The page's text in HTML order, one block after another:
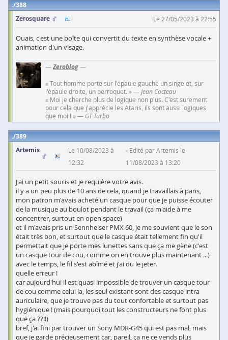
388
Zerosquare
Le 27/05/2023 à 22:55
Ouais, c'est une boîte qui convertit du texte en synthèse vocale +
animation d'un visage.
—Zeroblog—
« Tout homme porte sur l'épaule gauche un singe et, sur
l'épaule droite, un perroquet. » — Jean Cocteau
« Moi je cherche plus de logique non plus. C'est surement
pour cela que j'apprécie les Ataris, ils sont aussi logiques
que moi ! » — GT Turbo
389
Artemis
Le 10/08/2023 à
12:32
Edité par Artemis le
11/08/2023 à 13:20
J'ai un petit soucis et je requière votre avis.
il y a un peu plus de 10 ans de cela, quand je travaillais à paris,
mon patron m'avais acheté un casque pour que je puisse écouter
de la musique au boulot pendant le travail (ça m'aide à me
concentrer, surtout en open space)
et il m'avais pris un Sennheiser PMX 60, je me souvient que le son
était très bon, et surtout que le casque était tellement fin qu'il
permettait que je porte mes lunettes sans que ça me gène (c'est
un casque tour de cou, comme on en trouve plus maintenant ...)
avec le temps, le fil s'est abîmé et j'ai du le jeter.
quelle erreur !
car aujourd'hui il est quasi impossible de trouver un casque tour
de cou comme celui la, les seul existant sont des casque intra
auriculaire, que je trouve pas du tout confortable et surtout pas
hygiénique ! (mais pourquoi tout les constructeurs ne font plus
que ça ??!!)
bref, j'ai fini par trouver un Sony MDR-G45 qui est pas mal, mais
que je garde précieusement car, pareil, ça ne ce vends plus